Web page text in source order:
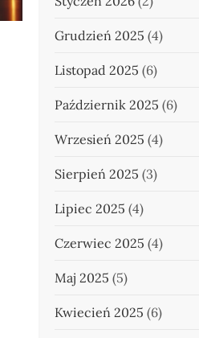
Grudzień 2025 (4)
Listopad 2025 (6)
Październik 2025 (6)
Wrzesień 2025 (4)
Sierpień 2025 (3)
Lipiec 2025 (4)
Czerwiec 2025 (4)
Maj 2025 (5)
Kwiecień 2025 (6)